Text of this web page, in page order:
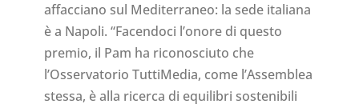
affacciano sul Mediterraneo: la sede italiana
è a Napoli. “Facendoci l’onore di questo
premio, il Pam ha riconosciuto che
l’Osservatorio TuttiMedia, come l’Assemblea
stessa, è alla ricerca di equilibri sostenibili